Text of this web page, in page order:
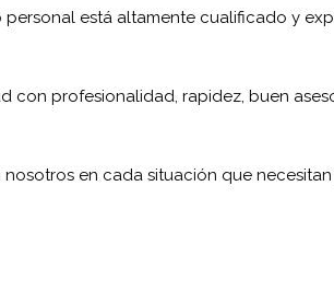
está altamente cualificado y
con profesionalidad, rapidez, buen
en cada situación que